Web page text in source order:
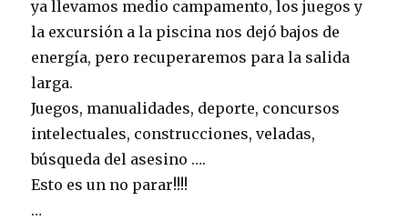
ya llevamos medio campamento, los juegos y
la excursión a la piscina nos dejó bajos de
energía, pero recuperaremos para la salida
larga.
Juegos, manualidades, deporte, concursos
intelectuales, construcciones, veladas,
búsqueda del asesino ….
Esto es un no parar!!!!
…